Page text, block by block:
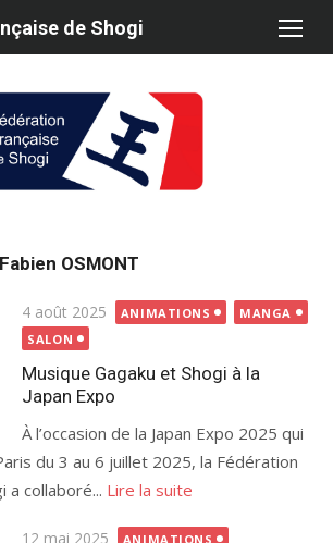
de Shogi
Fabien OSMONT
Publié
le
4 août 2025 ANIMATIONS
MANGA
SALON
Musique Gagaku et Shogi à la
Japan Expo
À l’occasion de la Japan Expo 2025 qui
du 3 au 6 juillet 2025, la Fédération
a collaboré... Lire la suite
Publié
12 mai 2025 ANIMATIONS